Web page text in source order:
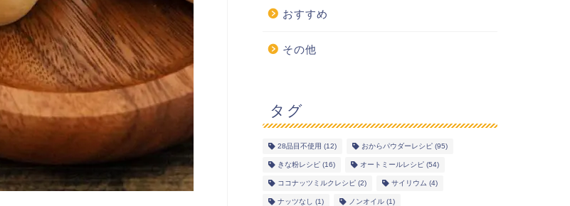
おすすめ
その他
タグ
28品目不使用 (12) おからパウダーレシピ(95)
きな粉レシピ(16) オートミールレシピ(54)
ココナッツミルクレシピ(2) サイリウム (4)
ナッツなし (1) ノンオイル(1)